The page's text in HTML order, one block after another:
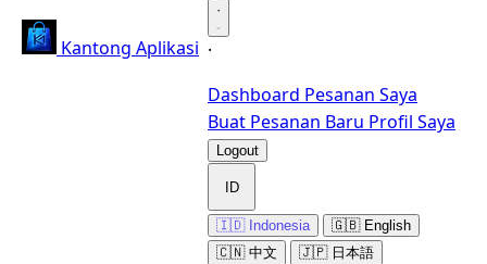
Kantong Aplikasi
·
·
Dashboard Pesanan Saya
Buat Pesanan Baru Profil Saya
Logout
ID
🇮🇩 Indonesia
🇬🇧 English
🇨🇳 中文
🇯🇵 日本語